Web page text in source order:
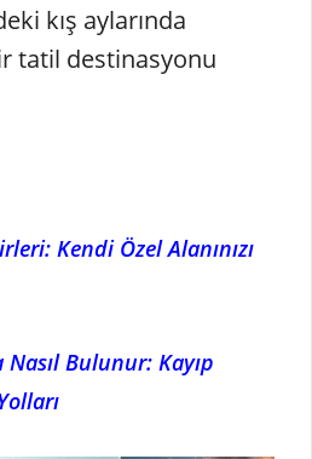
kış aylarında
tatil destinasyonu
Kendi Özel Alanınızı
Bulunur: Kayıp